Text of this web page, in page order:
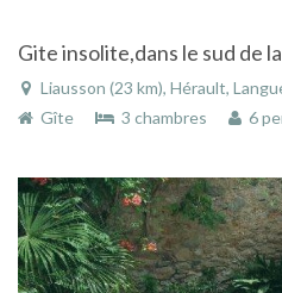
Liausson (23 km), Hérault,
Gîte
3 chambres 6